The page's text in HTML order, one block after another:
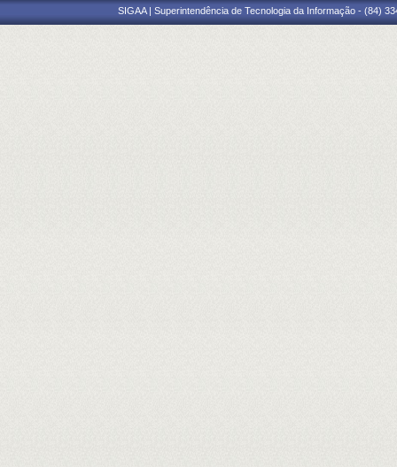
SIGAA | Superintendência de Tecnologia da Informação - (84)